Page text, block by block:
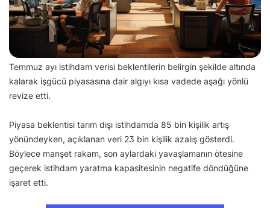
Temmuz ayı istihdam verisi beklentilerin belirgin şekilde altında
kalarak işgücü piyasasına dair algıyı kısa vadede aşağı yönlü
revize etti.
Piyasa beklentisi tarım dışı istihdamda 85 bin kişilik artış
yönündeyken, açıklanan veri 23 bin kişilik azalış gösterdi.
Böylece manşet rakam, son aylardaki yavaşlamanın ötesine
geçerek istihdam yaratma kapasitesinin negatife döndüğüne
işaret etti.